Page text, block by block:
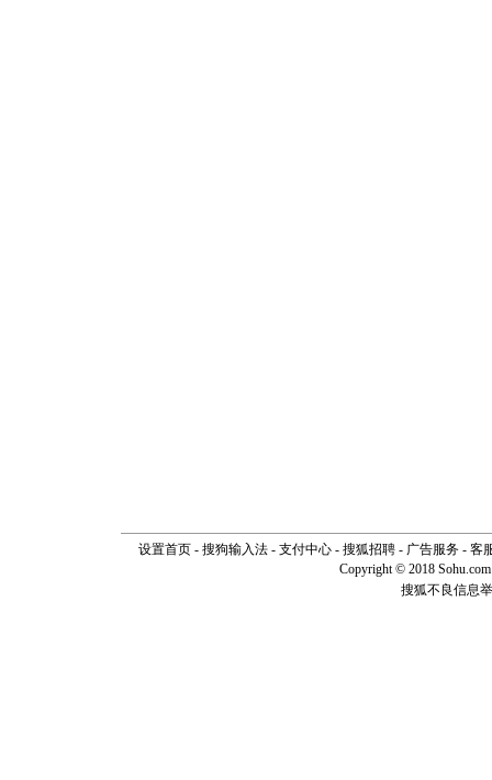
设置首页- 搜狗输入法- 支付中心- 搜狐招聘- 广告服务- 客
Copyright © 2018
搜狐不良信息